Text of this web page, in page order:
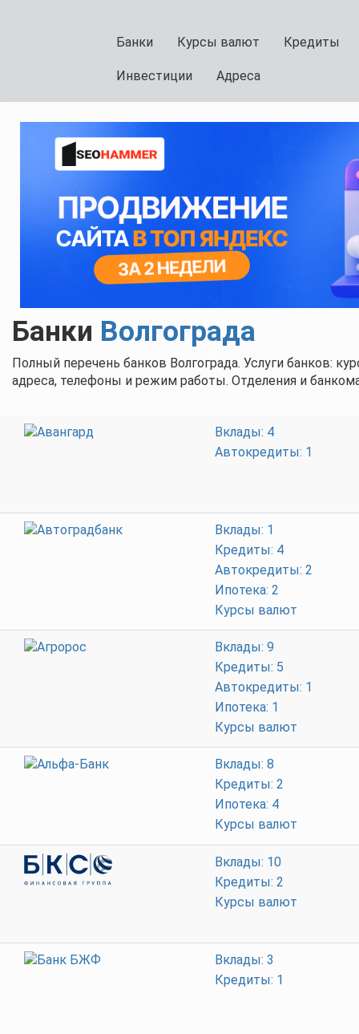
Банки Курсы валют Кредиты
Инвестиции Адреса
Банки Волгограда
Полный перечень банков Волгограда. Услуги банков:
адреса, телефоны и режим работы. Отделения и
Вклады: 4
Автокредиты: 1
Вклады: 1
Кредиты: 4
Автокредиты: 2
Ипотека: 2
Курсы валют
Вклады: 9
Кредиты: 5
Автокредиты: 1
Ипотека: 1
Курсы валют
Вклады: 8
Кредиты: 2
Ипотека: 4
Курсы валют
Вклады: 10
Кредиты: 2
Курсы валют
Вклады: 3
Кредиты: 1